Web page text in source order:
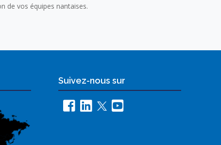
de vos équipes nantaises.
Suivez-nous sur